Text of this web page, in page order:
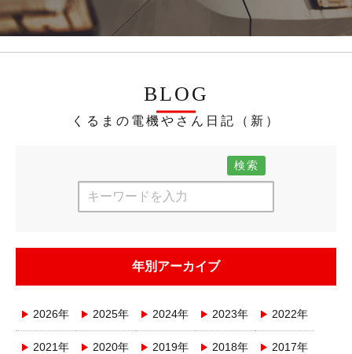
BLOG
くるまの電機やさん日記（新）
検索
年別アーカイブ
2026年 2025年 2024年 2023年 2022年
2021年 2020年 2019年 2018年 2017年